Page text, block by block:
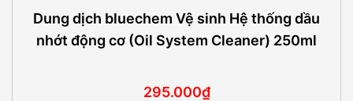
Dung dịch bluechem Vệ sinh Hệ thống dầu
nhớt động cơ (Oil System Cleaner) 250ml
295.000₫